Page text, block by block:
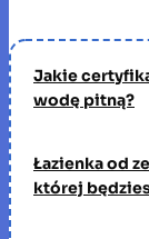
Jakie
wodę pitną?
Łazienka od
której